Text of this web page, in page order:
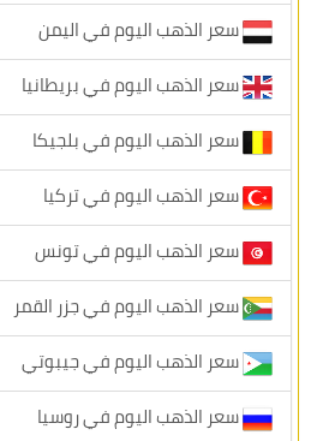
سعر الذهب اليوم في اليمن
سعر الذهب اليوم في بريطانيا
سعر الذهب اليوم في بلجيكا
سعر الذهب اليوم في تركيا
سعر الذهب اليوم في تونس
سعر الذهب اليوم في جزر القمر
سعر الذهب اليوم في جيبوتي
سعر الذهب اليوم في روسيا